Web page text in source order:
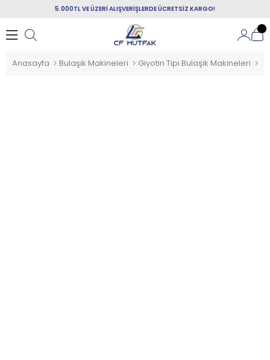
5.000TL VE ÜZERİ ALIŞVERİŞLERDE ÜCRETSİZ KARGO!
Anasayfa Bulaşık Makineleri Giyotin Tipi Bulaşık Makineleri